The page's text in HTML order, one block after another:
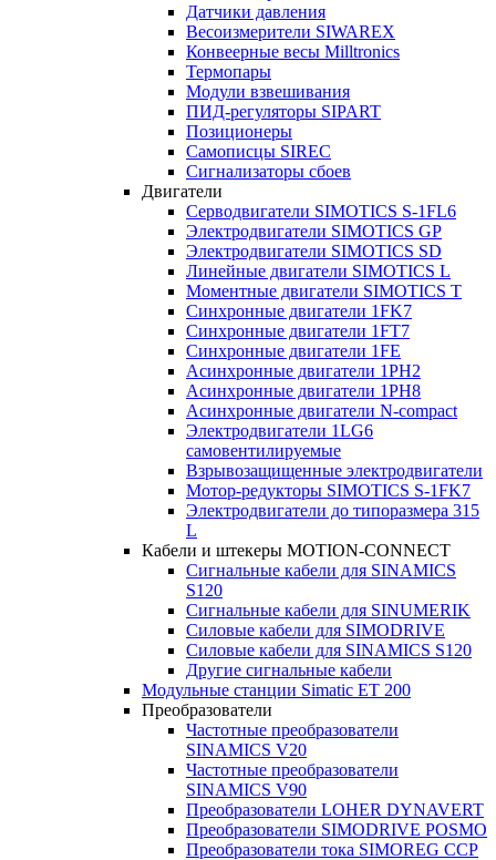
Датчики давления
Весоизмерители SIWAREX
Конвеерные весы Milltronics
Термопары
Модули взвешивания
ПИД-регуляторы SIPART
Позиционеры
Самописцы SIREC
Сигнализаторы сбоев
Двигатели
Серводвигатели SIMOTICS S-1FL6
Электродвигатели SIMOTICS GP
Электродвигатели SIMOTICS SD
Линейные двигатели SIMOTICS L
Моментные двигатели SIMOTICS T
Синхронные двигатели 1FK7
Синхронные двигатели 1FT7
Синхронные двигатели 1FE
Асинхронные двигатели 1PH2
Асинхронные двигатели 1PH8
Асинхронные двигатели N-compact
Электродвигатели 1LG6
cамовентилируемые
Взрывозащищенные электродвигатели
Мотор-редукторы SIMOTICS S-1FK7
Электродвигатели до типоразмера 315
L
Кабели и штекеры MOTION-CONNECT
Сигнальные кабели для SINAMICS
S120
Сигнальные кабели для SINUMERIK
Силовые кабели для SIMODRIVE
Силовые кабели для SINAMICS S120
Другие сигнальные кабели
Модульные станции Simatic ET 200
Преобразователи
Частотные преобразователи
SINAMICS V20
Частотные преобразователи
SINAMICS V90
Преобразователи LOHER DYNAVERT
Преобразователи SIMODRIVE POSMO
Преобразователи тока SIMOREG CCP